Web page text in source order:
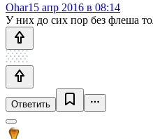
Ohar15 апр 2016 в 08:14
У них до сих пор без флеша
Ответить